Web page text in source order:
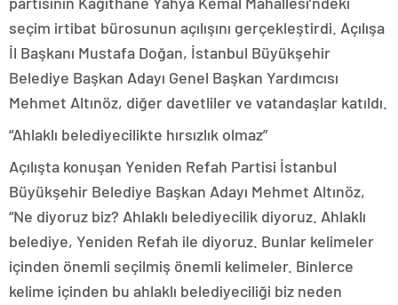
seçim irtibat bürosunun açılışını gerçekleştirdi. Açılışa
İl Başkanı Mustafa Doğan, İstanbul Büyükşehir
Belediye Başkan Adayı Genel Başkan Yardımcısı
Mehmet Altınöz, diğer davetliler ve vatandaşlar katıldı.
“Ahlaklı belediyecilikte hırsızlık olmaz”
Açılışta konuşan Yeniden Refah Partisi İstanbul
Büyükşehir Belediye Başkan Adayı Mehmet Altınöz,
“Ne diyoruz biz? Ahlaklı belediyecilik diyoruz. Ahlaklı
belediye, Yeniden Refah ile diyoruz. Bunlar kelimeler
içinden önemli seçilmiş önemli kelimeler. Binlerce
kelime içinden bu ahlaklı belediyeciliği biz neden